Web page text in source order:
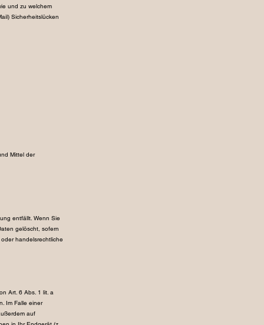
und zu welchem
Sicherheitslücken
Mittel der
entfällt. Wenn Sie
gelöscht, sofern
handelsrechtliche
Art. 6 Abs. 1 lit. a
Im Falle einer
auf